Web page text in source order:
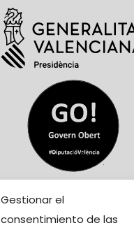
Gestionar el
consentimiento de las